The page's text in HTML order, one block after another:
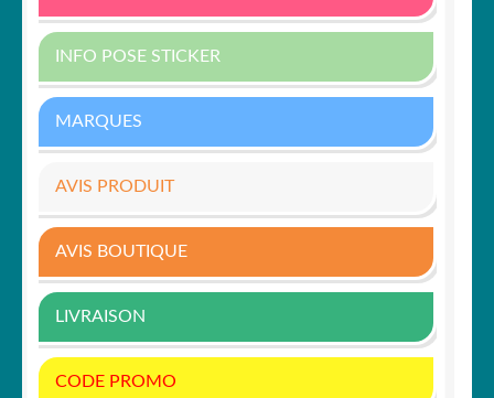
INFO POSE STICKER
MARQUES
AVIS PRODUIT
AVIS BOUTIQUE
LIVRAISON
CODE PROMO